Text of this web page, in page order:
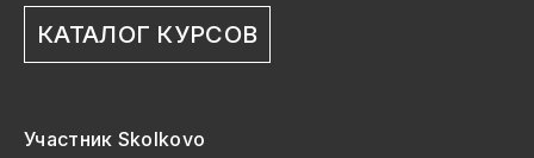
КАТАЛОГ КУРСОВ
Участник Skolkovo